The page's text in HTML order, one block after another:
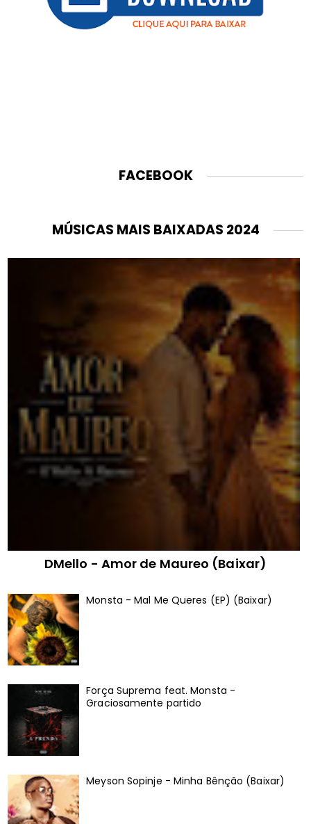
FACEBOOK
MÚSICAS MAIS BAIXADAS 2024
DMello - Amor de Maureo (Baixar)
Monsta - Mal Me Queres (EP) (Baixar)
Força Suprema feat. Monsta -
Graciosamente partido
Meyson Sopinje - Minha Bênção (Baixar)